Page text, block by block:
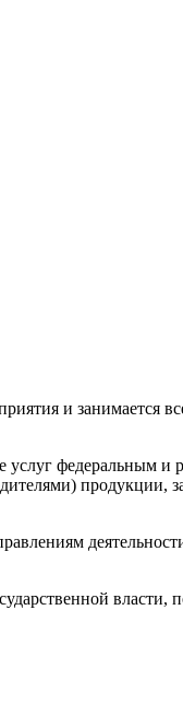
и занимается
федеральным
продукции,